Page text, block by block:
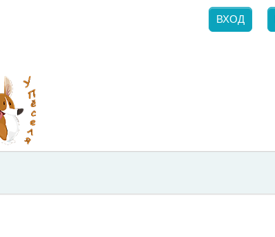
ВХОД